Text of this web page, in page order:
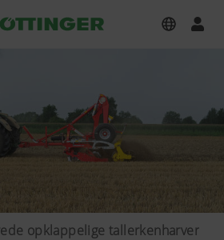
opklappelige tallerkenharver